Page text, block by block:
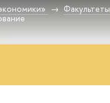
Факультеты